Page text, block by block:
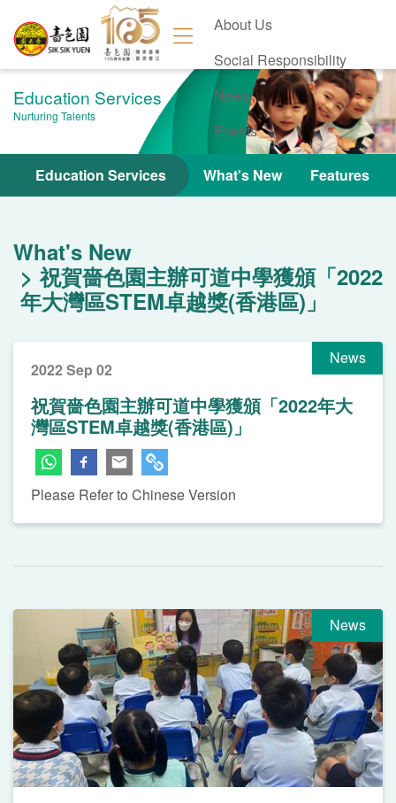
About Us
Social Responsibility
News
Events
Contact Us
Education Services
Nurturing Talents
Education Services What's New Features
What's New
祝賀嗇色園主辦可道中學獲頒「2022
年大灣區STEM卓越獎(香港區)」
News
2022 Sep 02
祝賀嗇色園主辦可道中學獲頒「2022年大
灣區STEM卓越獎(香港區)」
Please Refer to Chinese Version
News